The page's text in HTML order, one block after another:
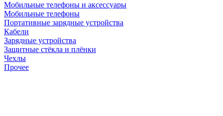
Мобильные телефоны и аксессуары
Мобильные телефоны
Портативные зарядные устройства
Кабели
Зарядные устройства
Защитные стёкла и плёнки
Чехлы
Прочее